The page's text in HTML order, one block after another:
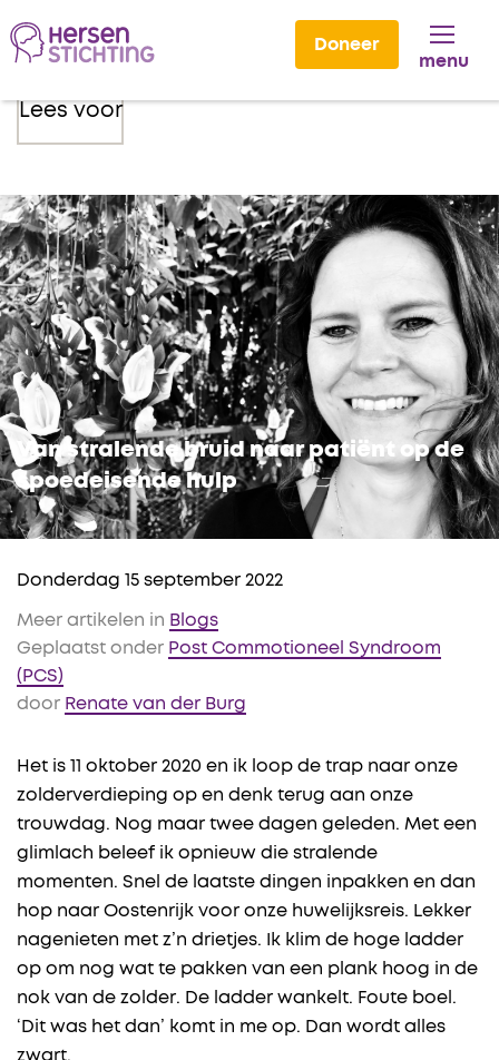
Doneer
menu
Lees voor
Van stralende bruid naar patiënt op de
spoedeisende hulp
Donderdag 15 september 2022
Meer artikelen in Blogs
Geplaatst onder Post Commotioneel Syndroom
(PCS)
door Renate van der Burg
Het is 11 oktober 2020 en ik loop de trap naar onze
zolderverdieping op en denk terug aan onze
trouwdag. Nog maar twee dagen geleden. Met een
glimlach beleef ik opnieuw die stralende
momenten. Snel de laatste dingen inpakken en dan
hop naar Oostenrijk voor onze huwelijksreis. Lekker
nagenieten met z’n drietjes. Ik klim de hoge ladder
op om nog wat te pakken van een plank hoog in de
nok van de zolder. De ladder wankelt. Foute boel.
‘Dit was het dan’ komt in me op. Dan wordt alles
zwart.